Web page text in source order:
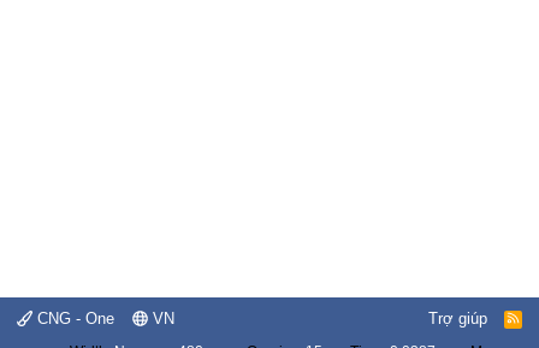
CNG - One VN Trợ giúp
R